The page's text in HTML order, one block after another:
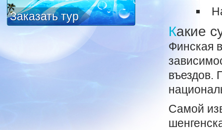
Заказать тур
Какие
Финская
въездов.
Самой